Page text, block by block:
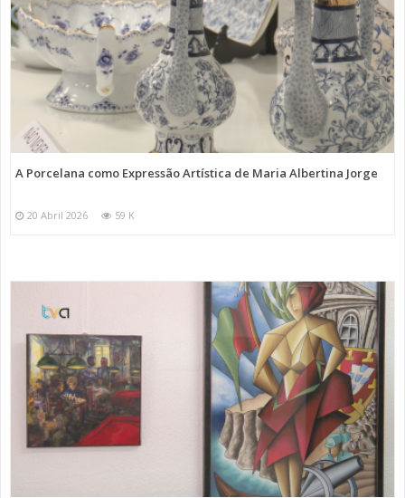
A Porcelana como Expressão Artística de Maria Albertina Jorge
20 Abril 2026 59 K